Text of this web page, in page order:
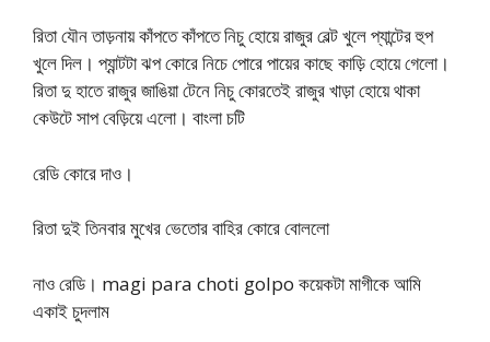
রিতা যৌন তাড়নায় কাঁপতে কাঁপতে নিচু হোয়ে রাজুর বেল্ট খুলে প্যান্টের হুপ
খুলে দিল। প্যান্টটা ঝপ কোরে নিচে পোরে পায়ের কাছে কাড়ি হোয়ে গেলো।
রিতা দু হাতে রাজুর জাঙিয়া টেনে নিচু কোরতেই রাজুর খাড়া হোয়ে থাকা
কেউটে সাপ বেড়িয়ে এলো। বাংলা চটি
রেডি কোরে দাও।
রিতা দুই তিনবার মুখের ভেতোর বাহির কোরে বোললো
নাও রেডি। magi para choti golpo কয়েকটা মাগীকে আমি
একাই চুদলাম